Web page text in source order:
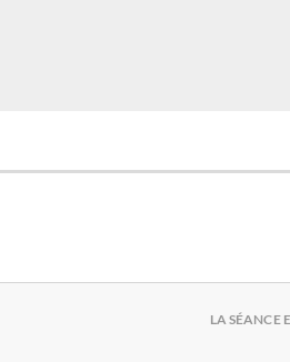
LA SÉANCE